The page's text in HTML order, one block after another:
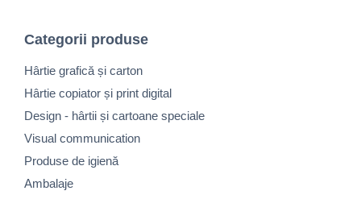
Categorii produse
Hârtie grafică și carton
Hârtie copiator și print digital
Design - hârtii și cartoane speciale
Visual communication
Produse de igienă
Ambalaje